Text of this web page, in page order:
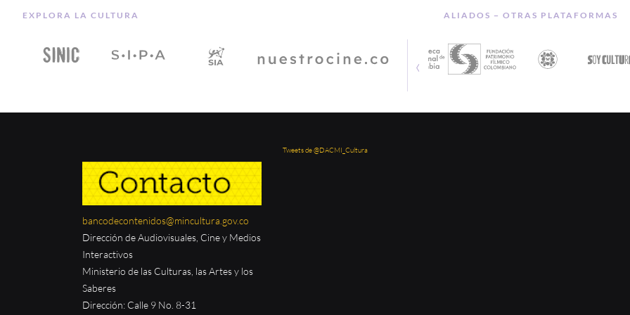
EXPLORA LA CULTURA ALIADOS − OTRAS PLATAFORMAS
‹
bancodecontenidos@mincultura.gov.co
Dirección de Audiovisuales, Cine y Medios
Interactivos
Ministerio de las Culturas, las Artes y los
Saberes
Dirección: Calle 9 No. 8-31
Tweets de @DACMI_Cultura